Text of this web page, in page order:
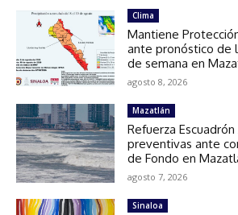
Clima
Mantiene
ante pronóstico de
de semana en
agosto 8, 2026
Mazatlán
Refuerza
preventivas ante
de Fondo en
agosto 7, 2026
Sinaloa